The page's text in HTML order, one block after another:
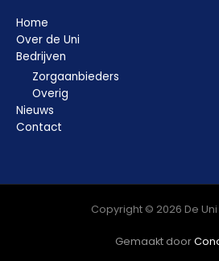
Home
Over de Uni
Bedrijven
Zorgaanbieders
Overig
Nieuws
Contact
Copyright © 2026 De
Gemaakt door